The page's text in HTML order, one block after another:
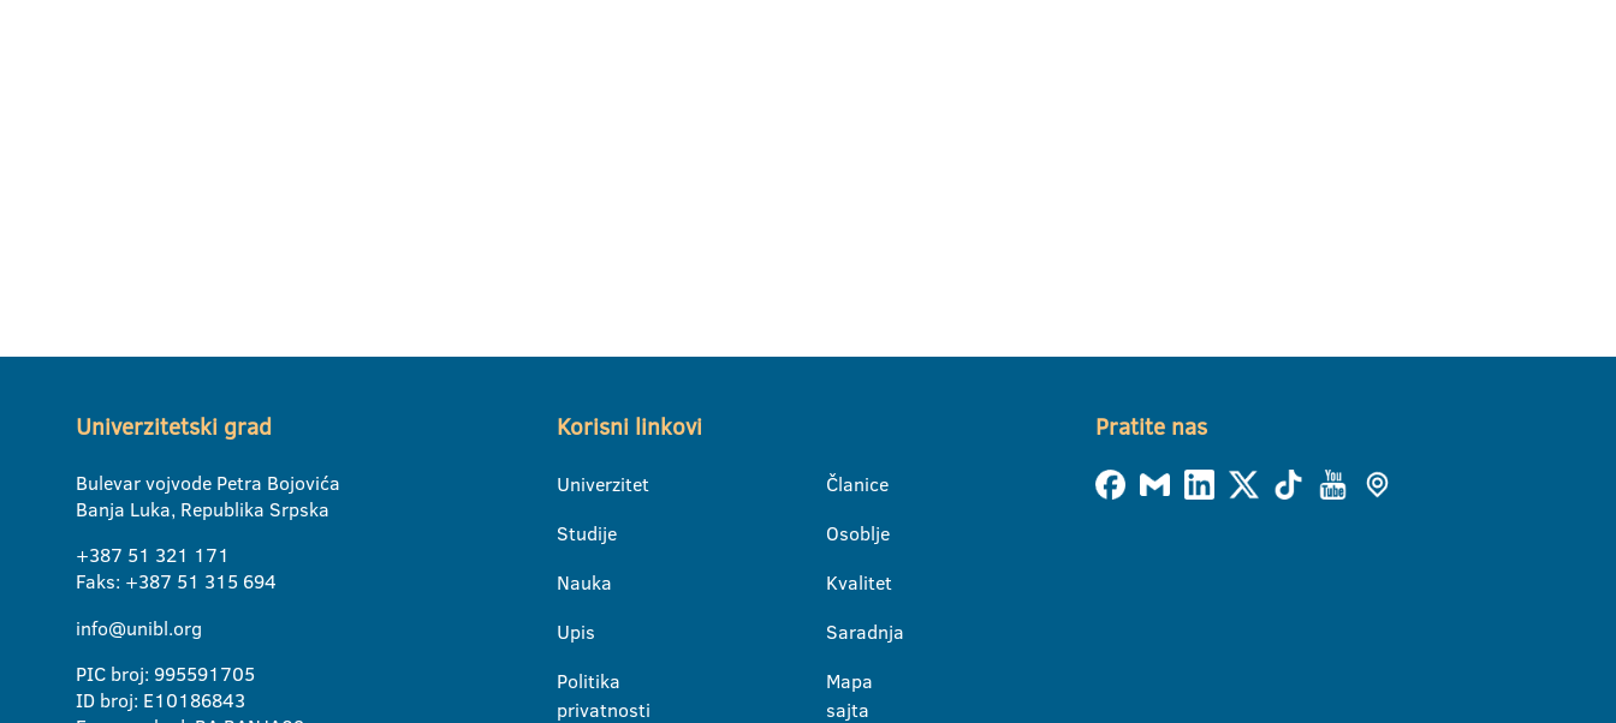
Univerzitetski grad
Bulevar vojvode Petra Bojovića
Banja Luka, Republika Srpska
+387 51 321 171
Faks: +387 51 315 694
info@unibl.org
PIC broj: 995591705
ID broj: E10186843
Korisni linkovi
Univerzitet
Studije
Nauka
Upis
Politika
privatnosti
Članice
Osoblje
Kvalitet
Saradnja
Mapa
sajta
Pratite nas